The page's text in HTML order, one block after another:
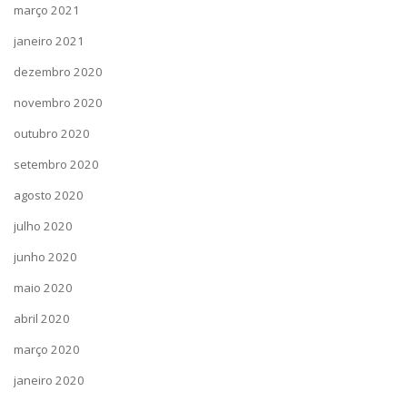
março 2021
janeiro 2021
dezembro 2020
novembro 2020
outubro 2020
setembro 2020
agosto 2020
julho 2020
junho 2020
maio 2020
abril 2020
março 2020
janeiro 2020